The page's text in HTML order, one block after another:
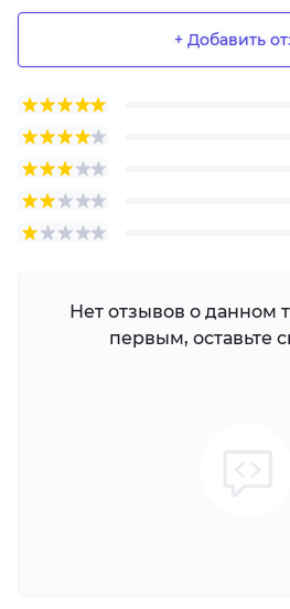
+ Добавить
Нет отзывов о данном
первым, оставьте